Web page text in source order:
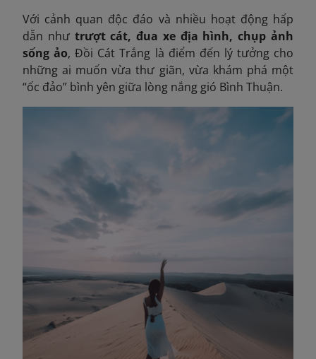
Với cảnh quan độc đáo và nhiều hoạt động hấp
dẫn như trượt cát, đua xe địa hình, chụp ảnh
sống ảo, Đồi Cát Trắng là điểm đến lý tưởng cho
những ai muốn vừa thư giãn, vừa khám phá một
“ốc đảo” bình yên giữa lòng nắng gió Bình Thuận.